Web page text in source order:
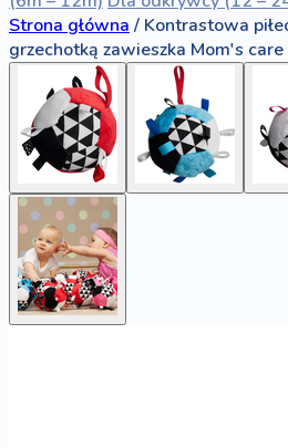
Strona główna / Kontrastowa
grzechotką zawieszka Mom's care